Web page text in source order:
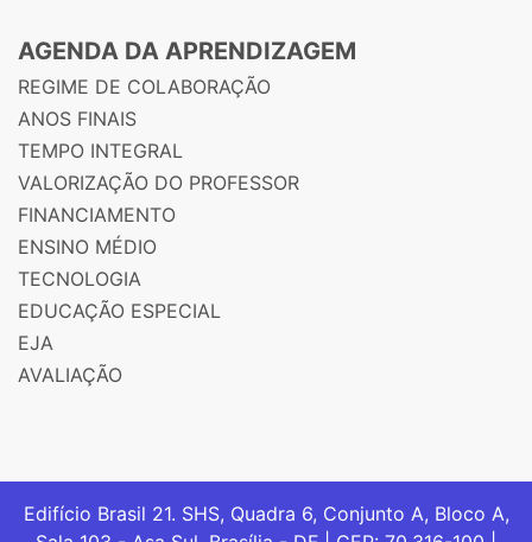
AGENDA DA APRENDIZAGEM
REGIME DE COLABORAÇÃO
ANOS FINAIS
TEMPO INTEGRAL
VALORIZAÇÃO DO PROFESSOR
FINANCIAMENTO
ENSINO MÉDIO
TECNOLOGIA
EDUCAÇÃO ESPECIAL
EJA
AVALIAÇÃO
Edifício Brasil 21. SHS, Quadra 6, Conjunto A, Bloco A,